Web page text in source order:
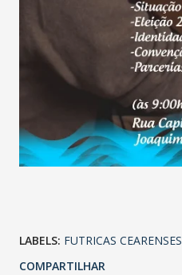
LABELS: FUTRICAS CEARENSES
COMPARTILHAR